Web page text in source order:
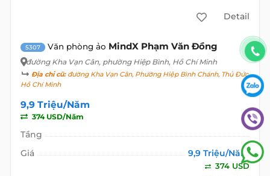
Detail
5307 Văn phòng ảo MindX Phạm Văn Đồng
đường Kha Vạn Cân, phường Hiệp Bình, Hồ Chí Minh
Địa chỉ cũ:đường Kha Vạn Cân, Phường Hiệp Bình Chánh, Thủ Đức,
Hồ Chí Minh
9,9 Triệu/Năm
374 USD/Năm
Tầng
Giá
9,9 Triệu/Năm
374 USD